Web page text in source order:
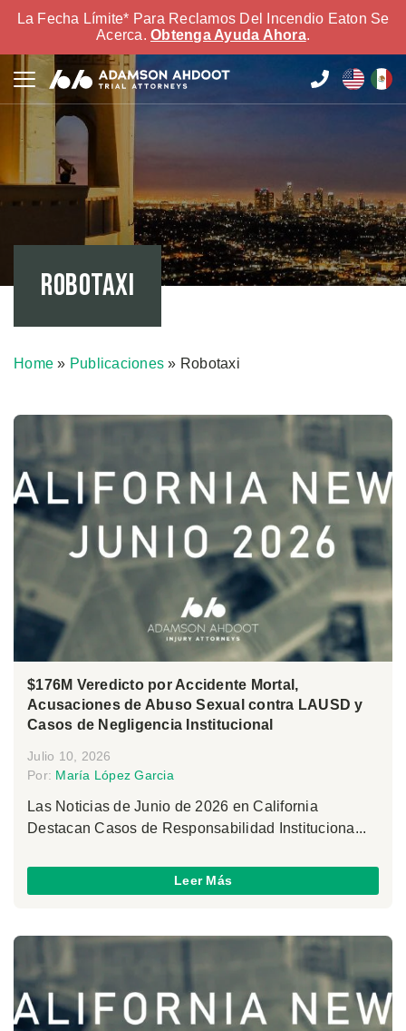
La Fecha Límite* Para Reclamos Del Incendio Eaton Se
Acerca. Obtenga Ayuda Ahora.
Robotaxi
Home » Publicaciones » Robotaxi
$176M Veredicto por Accidente Mortal,
Acusaciones de Abuso Sexual contra LAUSD y
Casos de Negligencia Institucional
Julio 10, 2026
Por: María López Garcia
Las Noticias de Junio de 2026 en California
Destacan Casos de Responsabilidad Instituciona...
Leer Más